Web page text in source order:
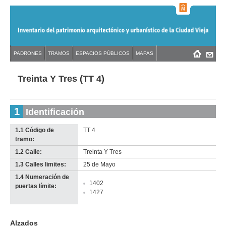
navigation
Back
topTreinta Y Tres (TT 4)
1 Identificación
1.1 Código de
tramo:
TT 4
1.2 Calle:
Treinta Y Tres
1.3 Calles limites:
25 de Mayo
1.4 Numeración de
puertas límite:
1402
1427
Alzados
Back
to Menú
PADRONES TRAMOS ESPACIOS PÚBLICOS MAPAS